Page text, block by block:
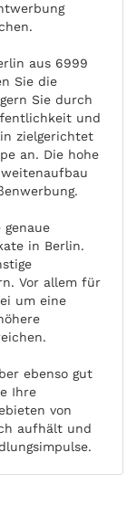
aus 6999
Sie die
Sie durch
und
zielgerichtet
an. Die hohe
genaue
in Berlin.
Vor allem für
um eine
ebenso gut
Ihre
von
aufhält und